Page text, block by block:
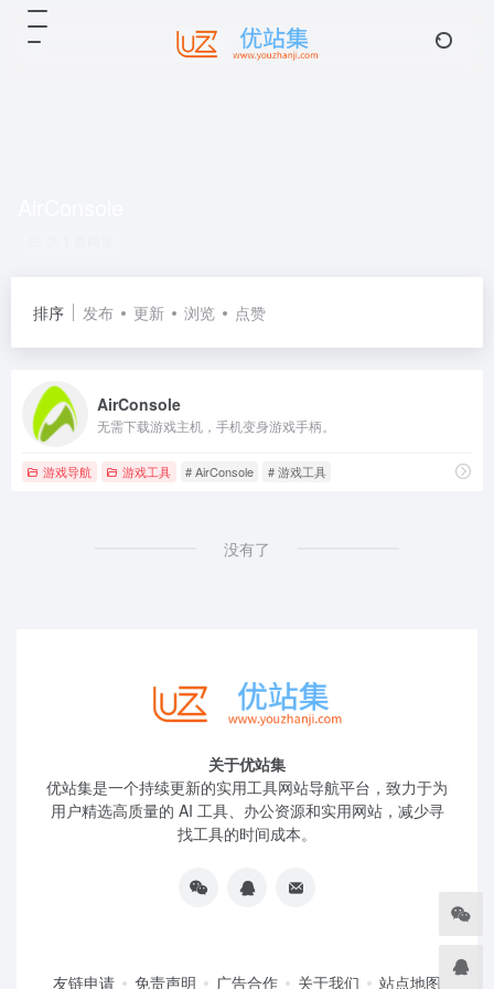
排序 发布 更新 浏览 点赞
AirConsole
无需下载游戏主机，手机变身游戏手柄。
游戏导航 游戏工具 # AirConsole # 游戏工具
没有了
关于优站集
优站集是一个持续更新的实用工具网站导航平台，致力于为
用户精选高质量的 AI 工具、办公资源和实用网站，减少寻
找工具的时间成本。
友链申请 免责声明 广告合作 关于我们 站点地图